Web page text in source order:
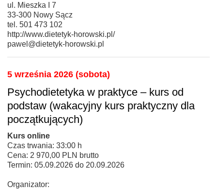
ul. Mieszka I 7
33-300 Nowy Sącz
tel. 501 473 102
http://www.dietetyk-horowski.pl/
pawel@dietetyk-horowski.pl
5 września 2026 (sobota)
Psychodietetyka w praktyce – kurs od
podstaw (wakacyjny kurs praktyczny dla
początkujących)
Kurs online
Czas trwania: 33:00 h
Cena: 2 970,00 PLN brutto
Termin: 05.09.2026 do 20.09.2026
Organizator: